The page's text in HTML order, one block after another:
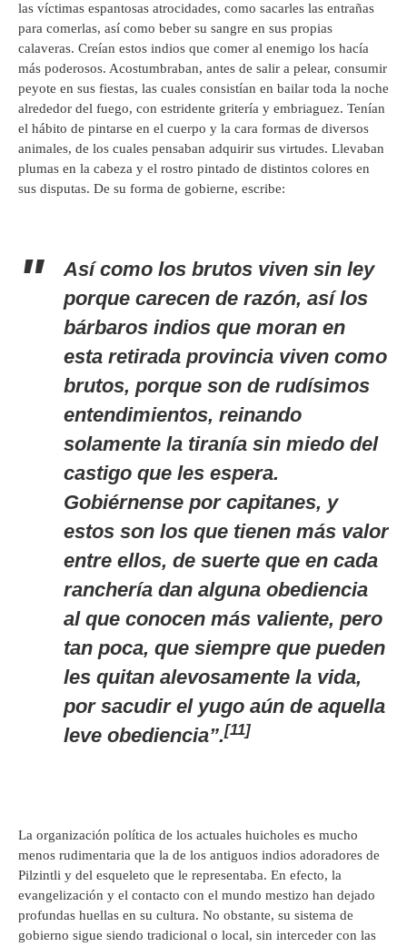
las víctimas espantosas atrocidades, como sacarles las entrañas
para comerlas, así como beber su sangre en sus propias
calaveras. Creían estos indios que comer al enemigo los hacía
más poderosos. Acostumbraban, antes de salir a pelear, consumir
peyote en sus fiestas, las cuales consistían en bailar toda la noche
alrededor del fuego, con estridente gritería y embriaguez. Tenían
el hábito de pintarse en el cuerpo y la cara formas de diversos
animales, de los cuales pensaban adquirir sus virtudes. Llevaban
plumas en la cabeza y el rostro pintado de distintos colores en
sus disputas. De su forma de gobierne, escribe:
Así como los brutos viven sin ley
porque carecen de razón, así los
bárbaros indios que moran en
esta retirada provincia viven como
brutos, porque son de rudísimos
entendimientos, reinando
solamente la tiranía sin miedo del
castigo que les espera.
Gobiérnense por capitanes, y
estos son los que tienen más valor
entre ellos, de suerte que en cada
ranchería dan alguna obediencia
al que conocen más valiente, pero
tan poca, que siempre que pueden
les quitan alevosamente la vida,
por sacudir el yugo aún de aquella
leve obediencia”.[11]
La organización política de los actuales huicholes es mucho
menos rudimentaria que la de los antiguos indios adoradores de
Pilzintli y del esqueleto que le representaba. En efecto, la
evangelización y el contacto con el mundo mestizo han dejado
profundas huellas en su cultura. No obstante, su sistema de
gobierno sigue siendo tradicional o local, sin interceder con las